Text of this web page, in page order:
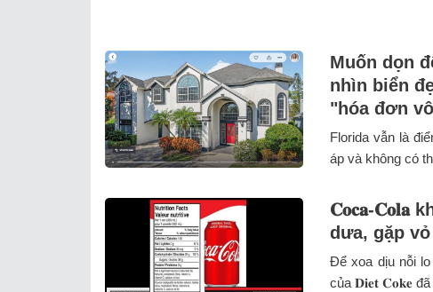
Muốn dọn
nhìn biển
"hóa đơn
Florida vẫn là
áp và không có
𝐂𝐨𝐜𝐚-𝐂𝐨𝐥𝐚
dưa, gặp
Để xoa dịu nỗi
của 𝐃𝐢𝐞𝐭 𝐂𝐨𝐤𝐞